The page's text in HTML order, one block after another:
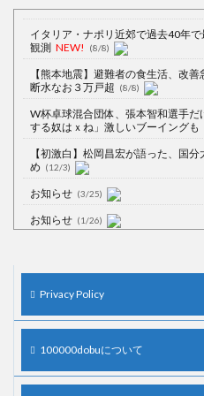
イタリア・ナポリ近郊で過去40年
観測 NEW! (8/8)
【熊本地震】避難者の食生活、改
断水なお３万戸超 (8/8)
W杯卓球混合団体、張本智和選手
する奴はｘね」激しいブーイングも
【初激白】松岡昌宏が語った、国
め (12/3)
お知らせ (3/25)
お知らせ (1/26)
(7/13)
Privacy Policy
100000dobuについて